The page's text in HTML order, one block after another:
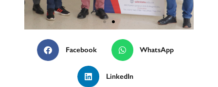
Administrativos de
SALESIANA junto al profesor
Hartwig Weber.
Facebook WhatsApp
LinkedIn